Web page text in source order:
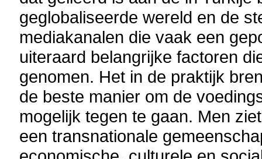
geglobaliseerde wereld en de
mediakanalen die vaak een
uiteraard belangrijke factoren
genomen. Het in de praktijk
de beste manier om de
mogelijk tegen te gaan. Men
een transnationale